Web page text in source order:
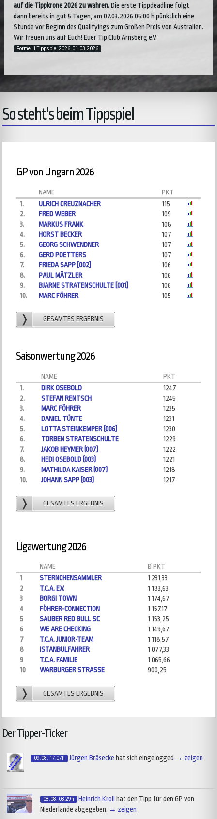
auf die Tippkrone 2026 zu wahren.Die erste Tippdeadline folgt
dann bereits in gut 5 Tagen, am 07.03.2026 05:00 h pünktlich eine
Stunde vor Beginn des Qualifyings zum Großen Preis von Australien.
Wir freuen uns auf Euch! Euer Tip Club Arnsberg e.V.
Formel 1 Tippspiel 2026, 01.03.2026
So steht's beim Tippspiel
GP von Ungarn 2026
NAME
PKT
1.
ULRICH CREUZNACHER
115
2.
FRED WEBER
109
3.
MARKUS FRANK
108
4.
HORST BECKER
107
5.
GEORG SCHWENDNER
107
6.
GERD POETTERS
107
7.
FRIEDA SAPP [002]
106
8.
PAUL MÄTZLER
106
9.
BJARNE STRATENSCHULTE [001]
106
10.
MARC FÖHRER 105
GESAMTES ERGEBNIS
Saisonwertung 2026
NAME
PKT
1.
DIRK OSEBOLD
1247
2.
STEFAN RENTSCH
1245
3.
MARC FÖHRER
1235
4.
DANIEL TÜNTE
1231
5.
LOTTA STEINKEMPER (006)
1230
6.
TORBEN STRATENSCHULTE
1229
7.
JAKOB HEYMER (007)
1222
8.
HEDI OSEBOLD (003)
1221
9.
MATHILDA KAISER (007)
1218
10.
JOHANN SAPP (003) 1217
GESAMTES ERGEBNIS
Ligawertung 2026
NAME
Ø PKT
1
STERNCHENSAMMLER
1 231,33
2
T.C.A. E.V.
1 183,63
3
BORGI TOWN
1 174,67
4
FÖHRER-CONNECTION
1 157,17
5
SAUBER RED BULL SC
1 153,25
6
WE ARE CHECKING
1 149,67
7
T.C.A. JUNIOR-TEAM
1 118,57
8
ISTANBULFAHRER
1 077,33
9
T.C.A. FAMILIE
1 065,66
10
WARBURGER STRASSE 900,25
GESAMTES ERGEBNIS
Der Tipper-Ticker
09.08. 17:07h Jürgen Bräsecke hat sich eingelogged → zeigen
08.08. 03:29h Heinrich Kroll
hat den Tipp für den GP von
Niederlande abgegeben. → zeigen